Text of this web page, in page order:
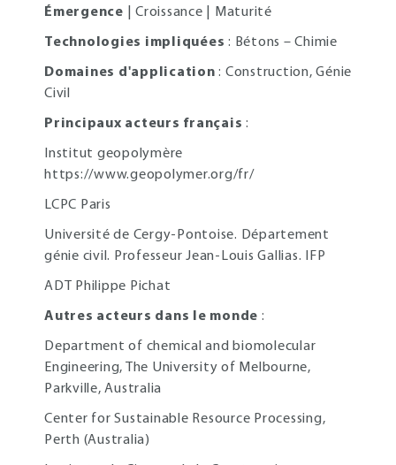
Émergence | Croissance | Maturité
Technologies impliquées : Bétons – Chimie
Domaines d'application : Construction, Génie
Civil
Principaux acteurs français :
Institut geopolymère
https://www.geopolymer.org/fr/
LCPC Paris
Université de Cergy-Pontoise. Département
génie civil. Professeur Jean-Louis Gallias. IFP
ADT Philippe Pichat
Autres acteurs dans le monde :
Department of chemical and biomolecular
Engineering, The University of Melbourne,
Parkville, Australia
Center for Sustainable Resource Processing,
Perth (Australia)